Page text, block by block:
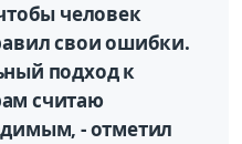
человек
свои ошибки.
подход к
считаю
- отметил